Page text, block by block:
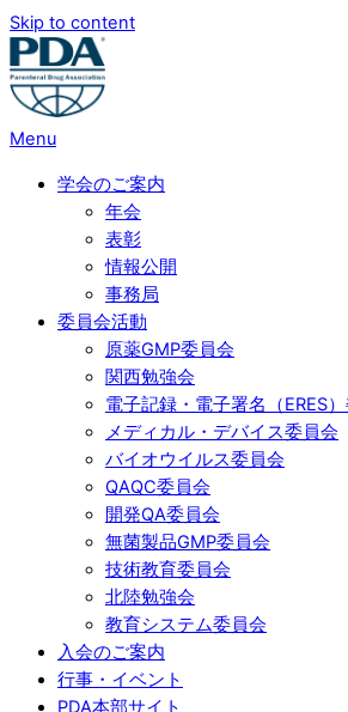
Skip to content
Menu
学会のご案内
年会
表彰
情報公開
事務局
委員会活動
原薬GMP委員会
関西勉強会
電子記録・電子署名（ERES
メディカル・デバイス委員会
バイオウイルス委員会
QAQC委員会
開発QA委員会
無菌製品GMP委員会
技術教育委員会
北陸勉強会
教育システム委員会
入会のご案内
行事・イベント
PDA本部サイト